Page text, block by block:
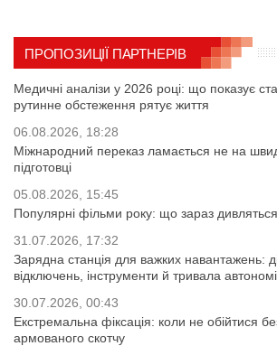
ПРОПОЗИЦІЇ ПАРТНЕРІВ
Медичні аналізи у 2026 році: що показує
рутинне обстеження рятує життя
06.08.2026, 18:28
Міжнародний переказ ламається не на
підготовці
05.08.2026, 15:45
Популярні фільми року: що зараз дивляться
31.07.2026, 17:32
Зарядна станція для важких навантажень:
відключень, інструменти й тривала
30.07.2026, 00:43
Екстремальна фіксація: коли не обійтися
армованого скотчу